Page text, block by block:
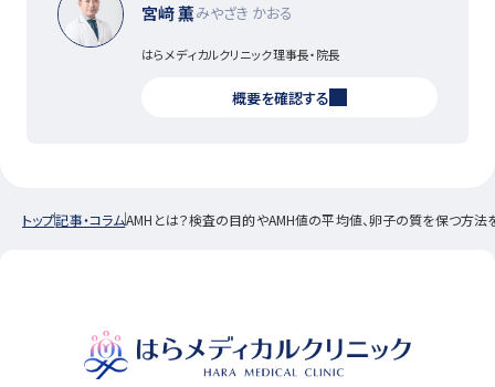
宮﨑 薫みやざき かおる
はらメディカルクリニック理事長・院長
概要を確認する
トップ記事・コラムAMHとは？検査の目的やAMH値の平均値、卵子の質を保つ方法